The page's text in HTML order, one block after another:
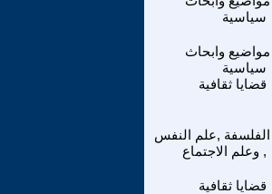
سياسية
مواضيع وابحاث
سياسية
قضايا ثقافية
الفلسفة ,علم النفس
, وعلم الاجتماع
قضايا ثقافية